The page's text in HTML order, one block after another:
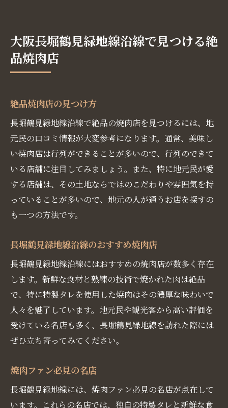
週末にぴったりの焼肉ディナープラン
長堀鶴見緑地線沿線で週末に訪れたい焼肉
店
友人と楽しむ週末の焼肉ディナー
週末限定メニューがある焼肉店
長堀鶴見緑地線で週末におすすめの焼肉ス
ポット
大阪長堀鶴見緑地線沿線で見つける絶
品焼肉店
絶品焼肉店の見つけ方
長堀鶴見緑地線沿線で絶品の焼肉店を見つけるには、地
元民の口コミ情報が大変参考になります。通常、美味し
い焼肉店は行列ができることが多いので、行列のできて
いる店舗に注目してみましょう。また、特に地元民が愛
する店舗は、その土地ならではのこだわりや雰囲気を持
っていることが多いので、地元の人が通うお店を探すの
も一つの方法です。
長堀鶴見緑地線沿線のおすすめ焼肉店
長堀鶴見緑地線沿線にはおすすめの焼肉店が数多く存在
します。新鮮な食材と熟練の技術で焼かれた肉は絶品
で、特に特製タレを使用した焼肉はその濃厚な味わいで
人々を魅了しています。地元民や観光客から高い評価を
受けている名店も多く、長堀鶴見緑地線を訪れた際には
ぜひ立ち寄ってみてください。
焼肉ファン必見の名店
長堀鶴見緑地線には、焼肉ファン必見の名店が点在して
います。これらの名店では、独自の特製タレと新鮮な食